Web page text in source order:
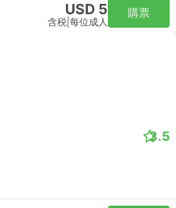
USD 5
含税 每位成人
購票
3.5